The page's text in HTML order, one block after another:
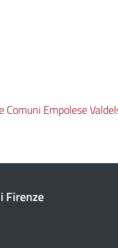
Empolese
Firenze